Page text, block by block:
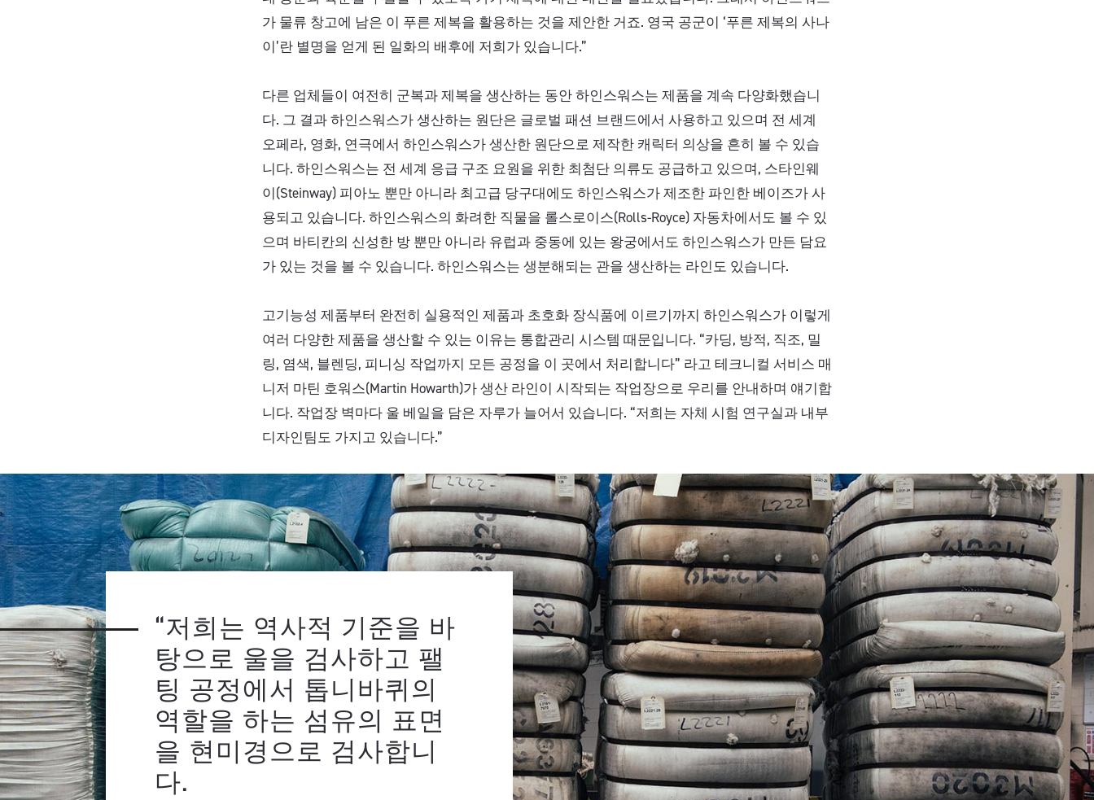
가 물류 창고에 남은 이 푸른 제복을 활용하는 것을 제안한 거죠. 영국 공군이 ‘푸른 제복의 사나
이’란 별명을 얻게 된 일화의 배후에 저희가 있습니다.”
다른 업체들이 여전히 군복과 제복을 생산하는 동안 하인스워스는 제품을 계속 다양화했습니
다. 그 결과 하인스워스가 생산하는 원단은 글로벌 패션 브랜드에서 사용하고 있으며 전 세계
오페라, 영화, 연극에서 하인스워스가 생산한 원단으로 제작한 캐릭터 의상을 흔히 볼 수 있습
니다. 하인스워스는 전 세계 응급 구조 요원을 위한 최첨단 의류도 공급하고 있으며, 스타인웨
이(Steinway) 피아노 뿐만 아니라 최고급 당구대에도 하인스워스가 제조한 파인한 베이즈가 사
용되고 있습니다. 하인스워스의 화려한 직물을 롤스로이스(Rolls-Royce) 자동차에서도 볼 수 있
으며 바티칸의 신성한 방 뿐만 아니라 유럽과 중동에 있는 왕궁에서도 하인스워스가 만든 담요
가 있는 것을 볼 수 있습니다. 하인스워스는 생분해되는 관을 생산하는 라인도 있습니다.
고기능성 제품부터 완전히 실용적인 제품과 초호화 장식품에 이르기까지 하인스워스가 이렇게
여러 다양한 제품을 생산할 수 있는 이유는 통합관리 시스템 때문입니다. “카딩, 방적, 직조, 밀
링, 염색, 블렌딩, 피니싱 작업까지 모든 공정을 이 곳에서 처리합니다” 라고 테크니컬 서비스 매
니저 마틴 호워스(Martin Howarth)가 생산 라인이 시작되는 작업장으로 우리를 안내하며 얘기합
니다. 작업장 벽마다 울 베일을 담은 자루가 늘어서 있습니다. “저희는 자체 시험 연구실과 내부
디자인팀도 가지고 있습니다.”
“저희는 역사적 기준을 바
탕으로 울을 검사하고 팰
팅 공정에서 톱니바퀴의
역할을 하는 섬유의 표면
을 현미경으로 검사합니
다.